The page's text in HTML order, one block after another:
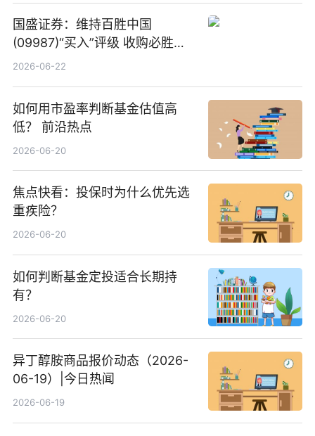
国盛证券：维持百胜中国
(09987)“买入”评级 收购必胜客
中国增厚利润加速成长 信息
2026-06-22
如何用市盈率判断基金估值高
低？ 前沿热点
2026-06-20
焦点快看：投保时为什么优先选
重疾险？
2026-06-20
如何判断基金定投适合长期持
有？
2026-06-20
异丁醇胺商品报价动态（2026-
06-19）|今日热闻
2026-06-19